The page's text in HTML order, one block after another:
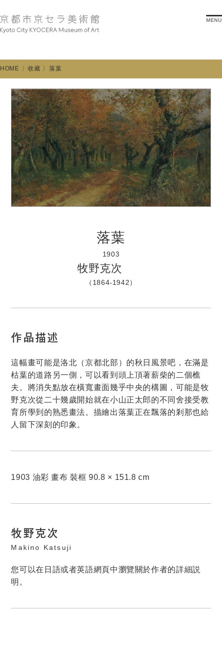
MENU
HOME 收藏 落葉
落葉
1903
牧野克次
（1864-1942）
作品描述
這幅畫可能是洛北（京都北部）的秋日風景吧，在滿是
枯葉的道路另一側，可以看到頭上頂著薪柴的二個樵
夫。將消失點放在橫寬畫面幾乎中央的構圖，可能是牧
野克次從二十幾歲開始就在小山正太郎的不同舍接受教
育所學到的熟悉畫法。描繪出落葉正在飄落的剎那也給
人留下深刻的印象。
1903 油彩 畫布 裝框 90.8 × 151.8 cm
牧野克次
Makino Katsuji
您可以在日語或者英語網頁中瀏覽關於作者的詳細説
明。